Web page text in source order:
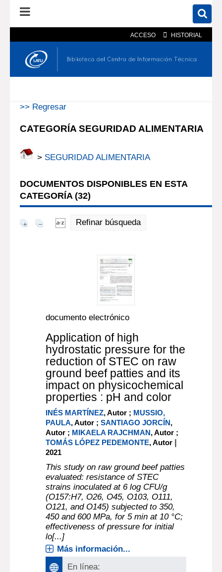
ACCESO HISTORIAL
En el catálogo En el sitio
>> Regresar
CATEGORÍA SEGURIDAD ALIMENTARIA
> SEGURIDAD ALIMENTARIA
DOCUMENTOS DISPONIBLES EN ESTA
CATEGORÍA (32)
Refinar búsqueda
documento electrónico
Application of high
hydrostatic pressure for the
reduction of STEC on raw
ground beef patties and its
impact on physicochemical
properties : pH and color
INÉS MARTÍNEZ, Autor ; MUSSIO,
PAULA, Autor ;SANTIAGO JORCÍN,
Autor ; MIKAELA RAJCHMAN, Autor ;
TOMÁS LÓPEZ PEDEMONTE, Autor |
2021
This study on raw ground beef patties
evaluated: resistance of STEC
strains inoculated at 6 log CFU/g
(O157:H7, O26, O45, O103, O111,
O121, and O145) subjected to 350,
450 and 600 MPa, for 5 min at 10 °C;
effectiveness of pressure for initial
lo[...]
Más información...
En línea: